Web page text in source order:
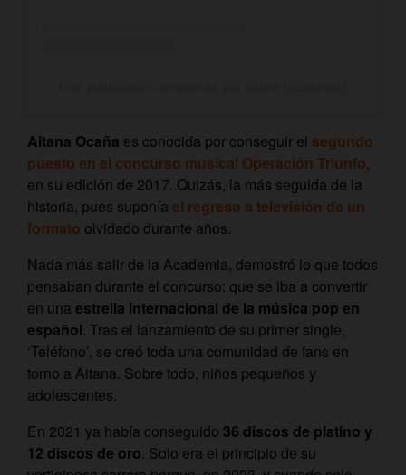
Aitana Ocaña es conocida por conseguir el segundo
puesto en el concurso musical Operación Triunfo,
en su edición de 2017. Quizás, la más seguida de la
historia, pues suponía el regreso a televisión de un
formato olvidado durante años.
Nada más salir de la Academia, demostró lo que todos
pensaban durante el concurso: que se iba a convertir
en una estrella internacional de la música pop en
español. Tras el lanzamiento de su primer single,
‘Teléfono’, se creó toda una comunidad de fans en
torno a Aitana. Sobre todo, niños pequeños y
adolescentes.
En 2021 ya había conseguido 36 discos de platino y
12 discos de oro. Solo era el principio de su